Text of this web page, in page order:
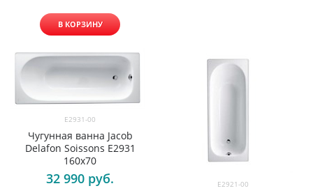
В КОРЗИНУ
E2931-00
Чугунная ванна Jacob
Delafon Soissons E2931
160х70
32 990 руб. E2921-00